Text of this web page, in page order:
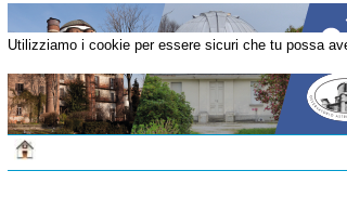
Utilizziamo i cookie per essere sicuri che tu possa